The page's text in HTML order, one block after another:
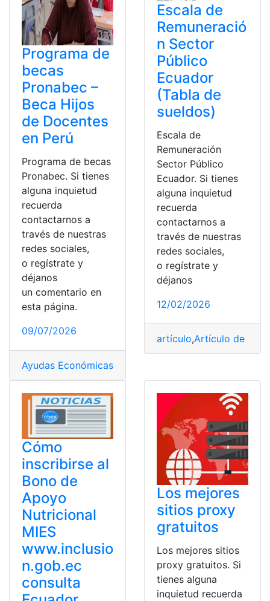
Programa de
becas
Pronabec –
Beca Hijos
de Docentes
en Perú
Programa de becas
Pronabec. Si tienes
alguna inquietud
recuerda
contactarnos a
través de nuestras
redes sociales,
o regístrate y
déjanos
un comentario en
esta página.
09/07/2026
Ayudas Económicas
Escala de
Remuneració
n Sector
Público
Ecuador
(Tabla de
sueldos)
Escala de
Remuneración
Sector Público
Ecuador. Si tienes
alguna inquietud
recuerda
contactarnos a
través de nuestras
redes sociales,
o regístrate y
déjanos
12/02/2026
artículo,Artículo de
Cómo
inscribirse al
Bono de
Apoyo
Nutricional
MIES
www.inclusio
n.gob.ec
consulta
Los mejores
sitios proxy
gratuitos
Los mejores sitios
proxy gratuitos. Si
tienes alguna
inquietud recuerda